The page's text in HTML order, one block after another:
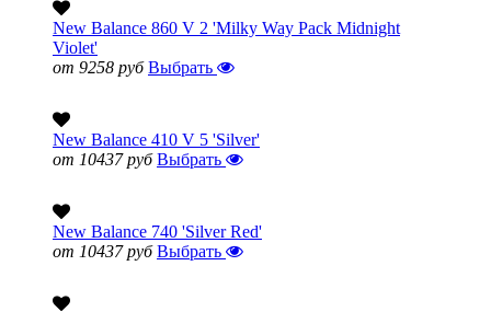
New Balance 860 V 2 'Milky Way Pack Midnight
Violet'
от 9258 руб Выбрать
New Balance 410 V 5 'Silver'
от 10437 руб Выбрать
New Balance 740 'Silver Red'
от 10437 руб Выбрать